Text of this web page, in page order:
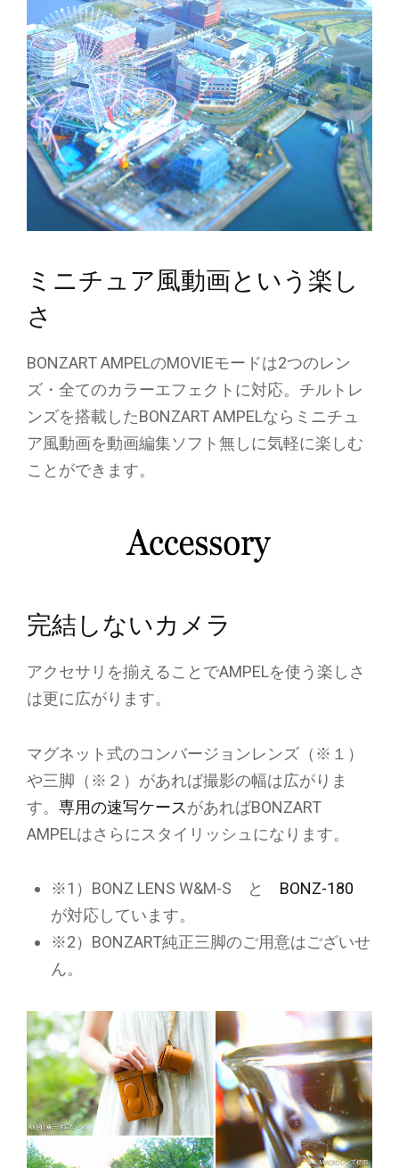
ミニチュア風動画という楽し
さ
BONZART AMPELのMOVIEモードは2つのレン
ズ・全てのカラーエフェクトに対応。チルトレ
ンズを搭載したBONZART AMPELならミニチュ
ア風動画を動画編集ソフト無しに気軽に楽しむ
ことができます。
完結しないカメラ
アクセサリを揃えることでAMPELを使う楽しさ
は更に広がります。
マグネット式のコンバージョンレンズ（※１）
や三脚（※２）があれば撮影の幅は広がりま
す。 専用の速写ケースがあればBONZART
AMPELはさらにスタイリッシュになります。
※1）BONZ LENS W&M-S と BONZ-180
が対応しています。
※2）BONZART純正三脚のご用意はございせ
ん。